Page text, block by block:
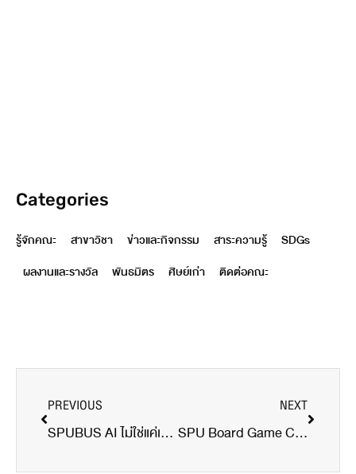
Categories
รู้จักคณะ สาขาวิชา ข่าวและกิจกรรม สาระความรู้
SDGs
ผลงานและรางวัล
พันธมิตร ศิษย์เก่า ติดต่อคณะ
PREVIOUS
SPUBUS AI ไม่ใช่แค่เทคโนโลยี…แต่คือ “ผู้ช่วยมือหนึ่ง” ของนักบริหารยุคใหม่!
NEXT
SPU Board Game Challenge 2026 เวทีการแข่งขันบอร์ดเกมเชิงกลยุทธ์ระดับประเทศ